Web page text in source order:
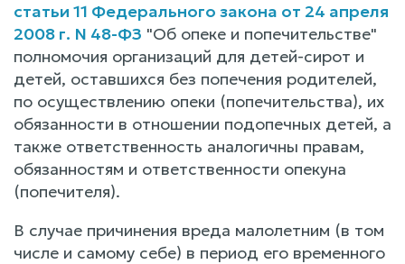
статьи 11 Федерального закона от 24 апреля
2008 г. N 48-ФЗ "Об опеке и попечительстве"
полномочия организаций для детей-сирот и
детей, оставшихся без попечения родителей,
по осуществлению опеки (попечительства), их
обязанности в отношении подопечных детей, а
также ответственность аналогичны правам,
обязанностям и ответственности опекуна
(попечителя).
В случае причинения вреда малолетним (в том
числе и самому себе) в период его временного